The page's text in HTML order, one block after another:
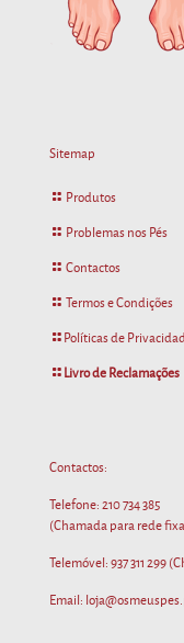
Sitemap
Produtos
Problemas nos Pés
Contactos
Termos e Condições
Políticas de
Livro de Reclamações
Contactos:
Telefone: 210 734 385
(Chamada para rede
Telemóvel: 937 311 299
Email: